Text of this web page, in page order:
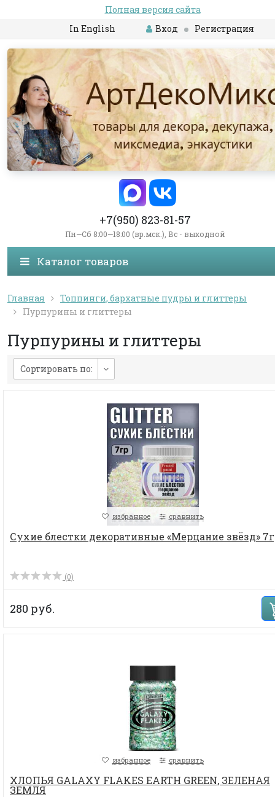
Полная версия сайта
In English
Вход Регистрация
+7(950) 823-81-57
Пн—Сб 8:00—18:00 (вр.мск.), Вс - выходной
Каталог товаров
Главная
Топпинги, бархатные пудры и глиттеры
Пурпурины и глиттеры
Пурпурины и глиттеры
Сортировать по:
избранное сравнить
Сухие блестки декоративные «Мерцание звёзд»
(0)
280 руб.
избранное сравнить
ХЛОПЬЯ GALAXY FLAKES EARTH GREEN, ЗЕЛЕНАЯ
ЗЕМЛЯ